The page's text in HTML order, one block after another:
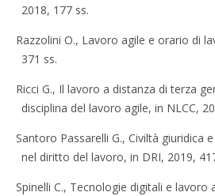
2018, 177 ss.
Razzolini O., Lavoro agile e orario di
371 ss.
Ricci G., Il lavoro a distanza di terza
disciplina del lavoro agile, in NLCC,
Santoro Passarelli G., Civiltà giuridica
nel diritto del lavoro, in DRI, 2019,
Spinelli C., Tecnologie digitali e lavoro